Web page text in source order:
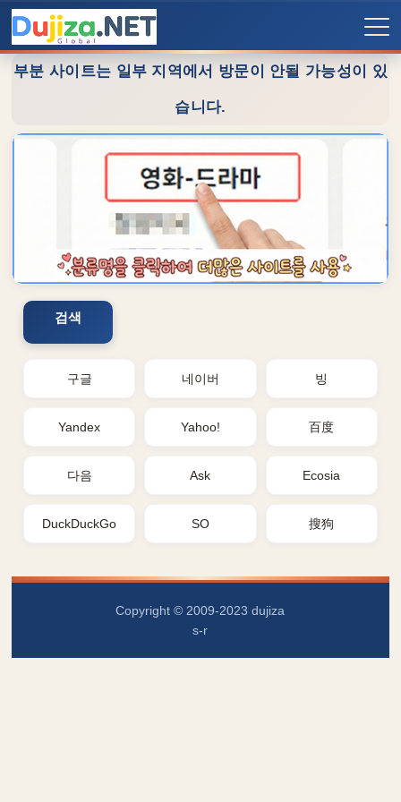
부분 사이트는 일부 지역에서 방문이 안될 가능성이 있
습니다.
검색
구글 네이버 빙
Yandex Yahoo! 百度
다음 Ask Ecosia
DuckDuckGo SO 搜狗
Copyright © 2009-2023 dujiza
s-r